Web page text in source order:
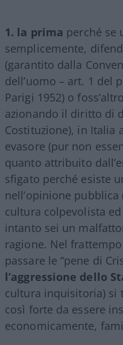
1. la prima perché se
semplicemente,
(garantito dalla
dell’uomo – art. 1 del
Parigi 1952) o
azionando il diritto di
Costituzione), in Italia
evasore (pur non
quanto attribuito
sfigato perché esiste
nell’opinione
cultura colpevolista
intanto sei un
ragione. Nel
passare le “pene di
l’aggressione dello
cultura inquisitoria) si
così forte da essere
economicamente,